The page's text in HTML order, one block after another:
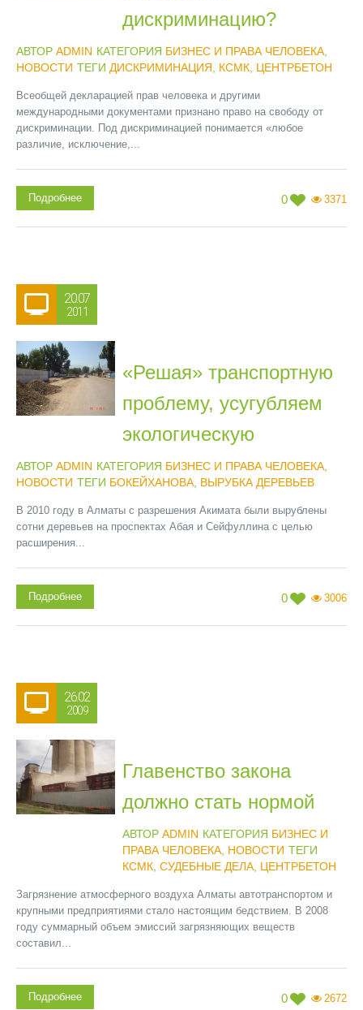
дискриминацию?
АВТОР ADMIN КАТЕГОРИЯ БИЗНЕС И ПРАВА ЧЕЛОВЕКА
НОВОСТИ ТЕГИ ДИСКРИМИНАЦИЯ КСМК ЦЕНТРБЕТОН
Всеобщей декларацией прав человека и другими
международными документами признано право на свободу от
дискриминации. Под дискриминацией понимается «любое
различие, исключение,...
0 3371
Подробнее
20.07
2011
«Решая» транспортную
проблему, усугубляем
экологическую
АВТОР ADMIN КАТЕГОРИЯ БИЗНЕС И ПРАВА ЧЕЛОВЕКА
НОВОСТИ ТЕГИ БОКЕЙХАНОВА ВЫРУБКА ДЕРЕВЬЕВ
В 2010 году в Алматы с разрешения Акимата были вырублены
сотни деревьев на проспектах Абая и Сейфуллина с целью
расширения...
0 3006
Подробнее
26.02
2009
Главенство закона
должно стать нормой
АВТОР ADMIN КАТЕГОРИЯ БИЗНЕС И
ПРАВА ЧЕЛОВЕКА, НОВОСТИ ТЕГИ
КСМК, СУДЕБНЫЕ ДЕЛА, ЦЕНТРБЕТОН
Загрязнение атмосферного воздуха Алматы автотранспортом и
крупными предприятиями стало настоящим бедствием. В 2008
году суммарный объем эмиссий загрязняющих веществ
составил...
0 2672
Подробнее